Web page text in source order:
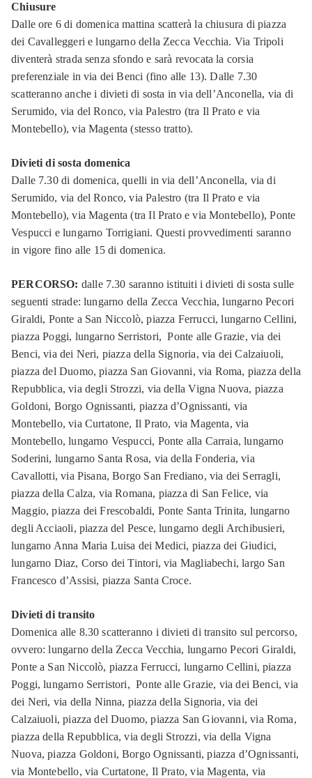
Chiusure
Dalle ore 6 di domenica mattina scatterà la chiusura di piazza
dei Cavalleggeri e lungarno della Zecca Vecchia. Via Tripoli
diventerà strada senza sfondo e sarà revocata la corsia
preferenziale in via dei Benci (fino alle 13). Dalle 7.30
scatteranno anche i divieti di sosta in via dell’Anconella, via di
Serumido, via del Ronco, via Palestro (tra Il Prato e via
Montebello), via Magenta (stesso tratto).
Divieti di sosta domenica
Dalle 7.30 di domenica, quelli in via dell’Anconella, via di
Serumido, via del Ronco, via Palestro (tra Il Prato e via
Montebello), via Magenta (tra Il Prato e via Montebello), Ponte
Vespucci e lungarno Torrigiani. Questi provvedimenti saranno
in vigore fino alle 15 di domenica.
PERCORSO: dalle 7.30 saranno istituiti i divieti di sosta sulle
seguenti strade: lungarno della Zecca Vecchia, lungarno Pecori
Giraldi, Ponte a San Niccolò, piazza Ferrucci, lungarno Cellini,
piazza Poggi, lungarno Serristori, Ponte alle Grazie, via dei
Benci, via dei Neri, piazza della Signoria, via dei Calzaiuoli,
piazza del Duomo, piazza San Giovanni, via Roma, piazza della
Repubblica, via degli Strozzi, via della Vigna Nuova, piazza
Goldoni, Borgo Ognissanti, piazza d’Ognissanti, via
Montebello, via Curtatone, Il Prato, via Magenta, via
Montebello, lungarno Vespucci, Ponte alla Carraia, lungarno
Soderini, lungarno Santa Rosa, via della Fonderia, via
Cavallotti, via Pisana, Borgo San Frediano, via dei Serragli,
piazza della Calza, via Romana, piazza di San Felice, via
Maggio, piazza dei Frescobaldi, Ponte Santa Trinita, lungarno
degli Acciaoli, piazza del Pesce, lungarno degli Archibusieri,
lungarno Anna Maria Luisa dei Medici, piazza dei Giudici,
lungarno Diaz, Corso dei Tintori, via Magliabechi, largo San
Francesco d’Assisi, piazza Santa Croce.
Divieti di transito
Domenica alle 8.30 scatteranno i divieti di transito sul percorso,
ovvero: lungarno della Zecca Vecchia, lungarno Pecori Giraldi,
Ponte a San Niccolò, piazza Ferrucci, lungarno Cellini, piazza
Poggi, lungarno Serristori, Ponte alle Grazie, via dei Benci, via
dei Neri, via della Ninna, piazza della Signoria, via dei
Calzaiuoli, piazza del Duomo, piazza San Giovanni, via Roma,
piazza della Repubblica, via degli Strozzi, via della Vigna
Nuova, piazza Goldoni, Borgo Ognissanti, piazza d’Ognissanti,
via Montebello, via Curtatone, Il Prato, via Magenta, via